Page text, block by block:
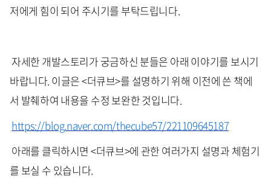
저에게 힘이 되어 주시기를 부탁드립니다.
자세한 개발스토리가 궁금하신 분들은 아래 이야기를 보시기
바랍니다. 이글은 <더큐브>를 설명하기 위해 이전에 쓴 책에
서 발췌하여 내용을 수정 보완한 것입니다.
https://blog.naver.com/thecube57/221109645187
아래를 클릭하시면 <더큐브>에 관한 여러가지 설명과 체험기
를 보실 수 있습니다.